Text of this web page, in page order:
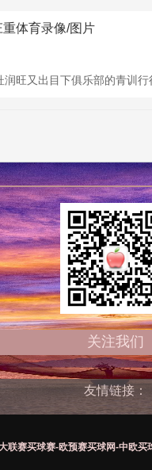
体育录像/图片
关注我们
友情链接：
联赛买球赛-欧预赛买球网-中欧买